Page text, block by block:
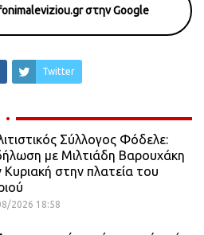
στην Google
Twitter
Σύλλογος Φόδελε:
με Μιλτιάδη Βαρουχάκη
Κυριακή στην πλατεία του
2026 18:58